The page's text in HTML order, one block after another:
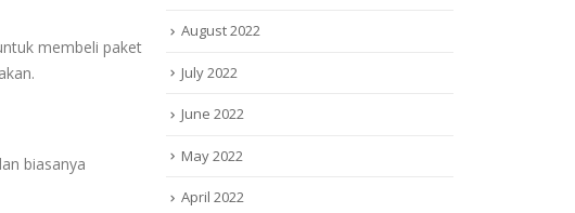
membeli paket
biasanya
August 2022
July 2022
June 2022
May 2022
April 2022